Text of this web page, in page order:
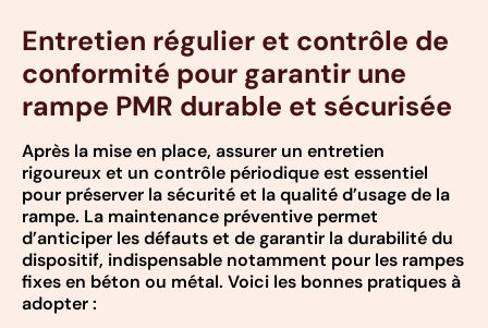
Entretien régulier et contrôle de
conformité pour garantir une
rampe PMR durable et sécurisée
Après la mise en place, assurer un entretien
rigoureux et un contrôle périodique est essentiel
pour préserver la sécurité et la qualité d’usage de la
rampe. La maintenance préventive permet
d’anticiper les défauts et de garantir la durabilité du
dispositif, indispensable notamment pour les rampes
fixes en béton ou métal. Voici les bonnes pratiques à
adopter :